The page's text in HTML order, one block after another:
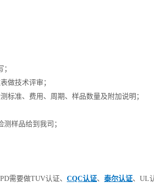
做技术评审；
标准、费用、周期、样品数量及附加说明；
样品给到我司；
需要做TUV认证、 CQC认证、 泰尔认证、UL